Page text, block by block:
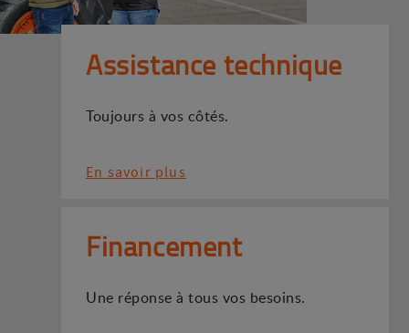
Assistance technique
Toujours à vos côtés.
En savoir plus
Financement
Une réponse à tous vos besoins.